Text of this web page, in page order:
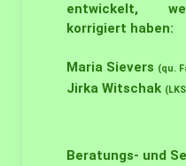
entwickelt,
korrigiert haben:
Maria Sievers (qu.
Jirka Witschak
Beratungs- und